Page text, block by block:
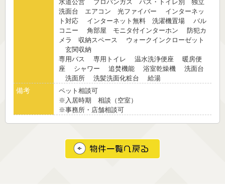
水道公営 プロパンガス バス・トイレ別 独立
洗面台 エアコン 光ファイバー インターネッ
ト対応 インターネット無料 洗濯機置場 バル
コニー 角部屋 モニタ付インターホン 防犯カ
メラ 収納スペース ウォークインクローゼット
玄関収納
専用バス 専用トイレ 温水洗浄便座 暖房便
座 シャワー 追焚機能 浴室乾燥機 洗面台
洗面所 洗髪洗面化粧台 給湯
備考
ペット相談可
※入居時期 相談（空室）
※事務所・店舗相談可